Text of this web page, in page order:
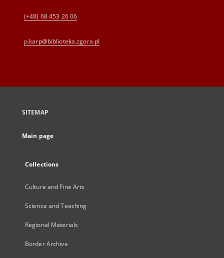
(+48) 68 453 26 06
p.karp@biblioteka.zgora.pl
SITEMAP
Main page
Collections
Culture and Fine Arts
Science and Teaching
Regional Materials
Border Archive